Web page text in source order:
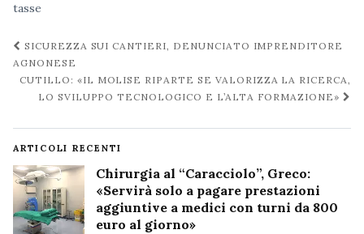
tasse
Navigazione
post
SICUREZZA SUI CANTIERI, DENUNCIATO IMPRENDITORE
AGNONESE
CUTILLO: «IL MOLISE RIPARTE SE VALORIZZA LA RICERCA,
LO SVILUPPO TECNOLOGICO E L’ALTA FORMAZIONE»
ARTICOLI RECENTI
Chirurgia al “Caracciolo”, Greco:
«Servirà solo a pagare prestazioni
aggiuntive a medici con turni da 800
euro al giorno»